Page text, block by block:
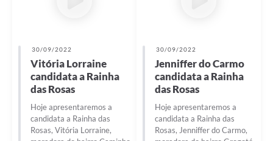
30/09/2022
Vitória Lorraine
candidata a Rainha
das Rosas
Hoje apresentaremos a
candidata a Rainha das
Rosas, Vitória Lorraine,
30/09/2022
Jenniffer do Carmo
candidata a Rainha
das Rosas
Hoje apresentaremos a
candidata a Rainha das
Rosas, Jenniffer do Carmo,